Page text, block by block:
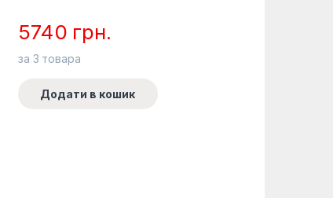
5740 грн.
за 3 товара
Додати в кошик